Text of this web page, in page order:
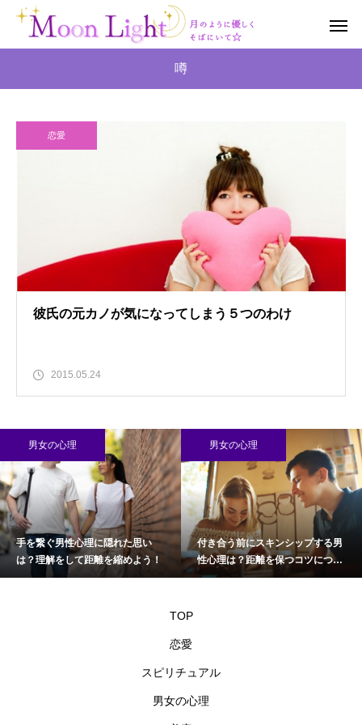
噂
恋愛
彼氏の元カノが気になってしまう５つのわけ
2015.05.24
男女の心理
手を繋ぐ男性心理に隠れた思い
は？理解をして距離を縮めよう！
男女の心理
付き合う前にスキンシップする男
性心理は？距離を保つコツについ
て
TOP
恋愛
スピリチュアル
男女の心理